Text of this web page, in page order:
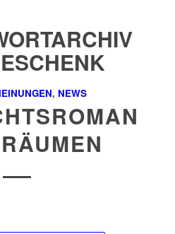
, NEWS